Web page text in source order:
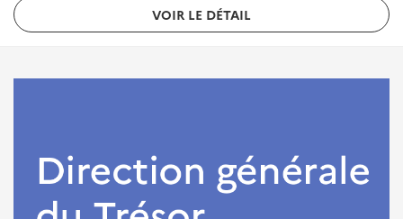
VOIR LE DÉTAIL